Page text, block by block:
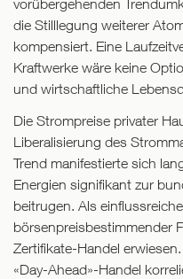
vorübergehenden
die Stilllegung weiterer
kompensiert. Eine
Kraftwerke wäre keine
und wirtschaftliche
Die Strompreise privater
Liberalisierung des
Trend manifestierte sich
Energien signifikant zur
beitrugen. Als
börsenpreisbestimmender
Zertifikate-Handel
«Day-Ahead»-Handel